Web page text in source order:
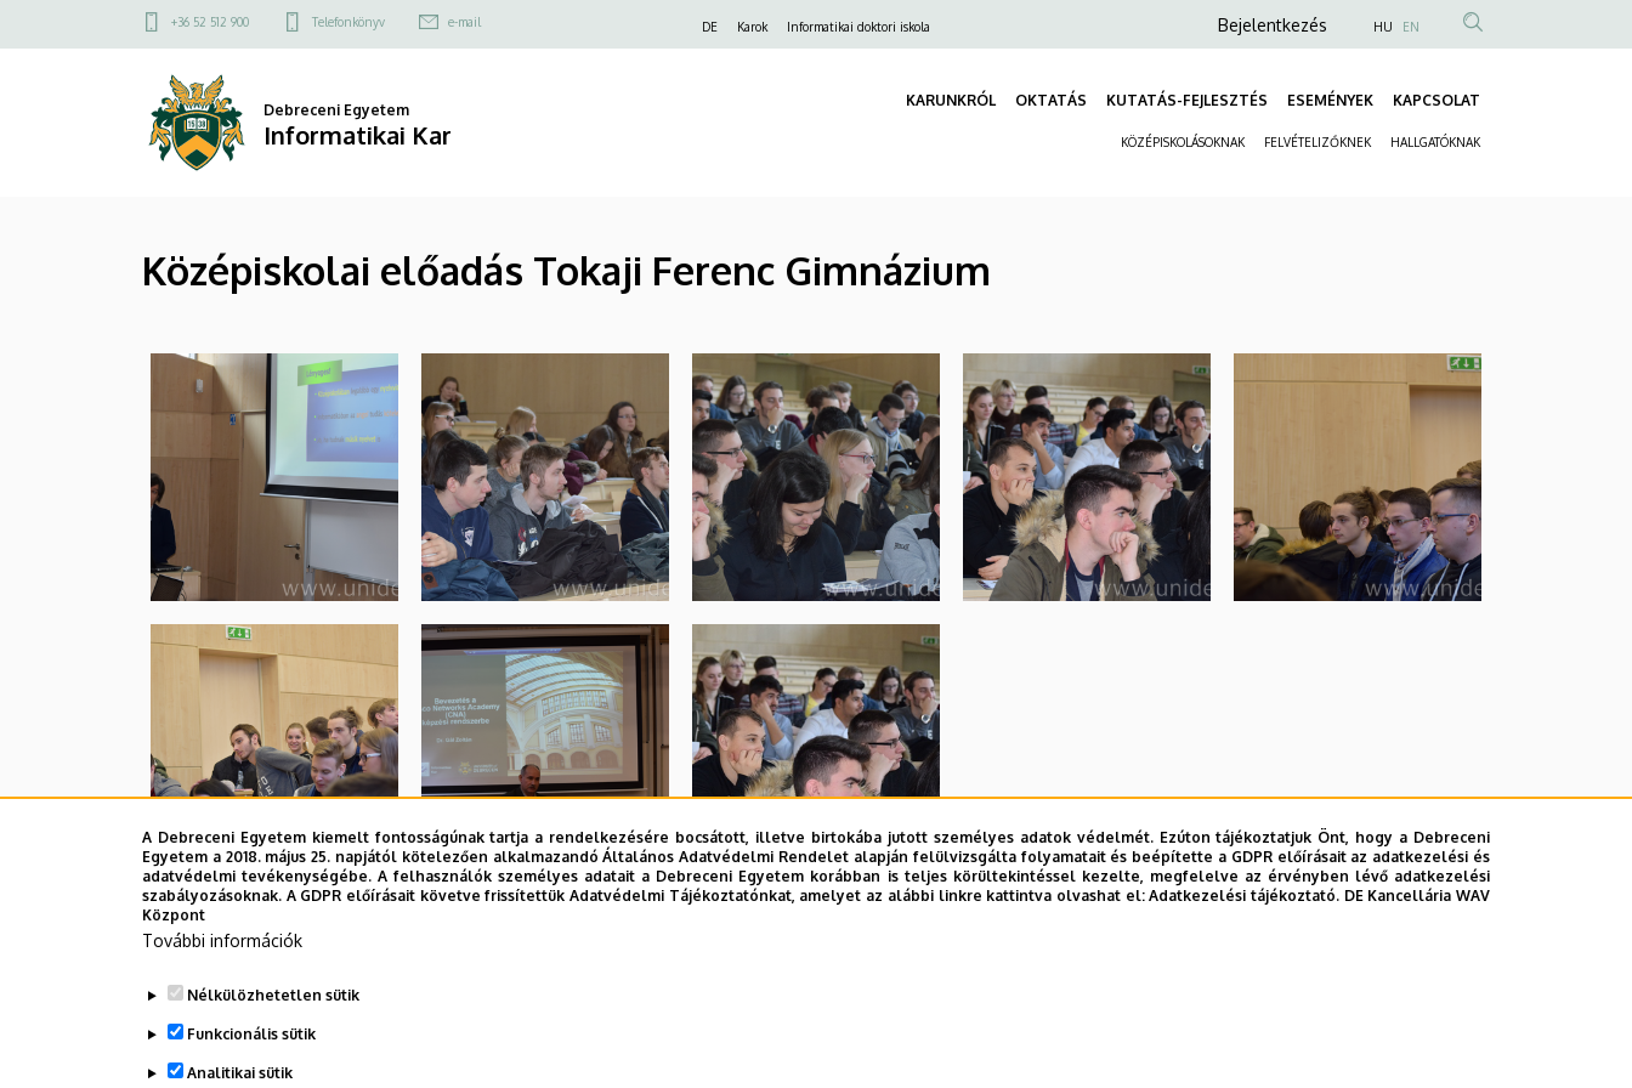
Informatikai
a
Felső
menü
+36 52 512 900 Telefonkönyv e-mail DE Karok Informatikai doktori iskola
Anonim
fiók
menüje
Bejelentkezés HU EN
Debreceni Egyetem
Informatikai Kar
KARUNKRÓL OKTATÁS KUTATÁS-FEJLESZTÉS ESEMÉNYEK KAPCSOLAT
KÖZÉPISKOLÁSOKNAK FELVÉTELIZŐKNEK HALLGATÓKNAK
Középiskolai előadás Tokaji Ferenc Gimnázium
A Debreceni Egyetem kiemelt fontosságúnak tartja a rendelkezésére bocsátott, illetve birtokába jutott személyes adatok védelmét. Ezúton tájékoztatjuk Önt, hogy a Debreceni
Egyetem a 2018. május 25. napjától kötelezően alkalmazandó Általános Adatvédelmi Rendelet alapján felülvizsgálta folyamatait és beépítette a GDPR előírásait az adatkezelési és
adatvédelmi tevékenységébe. A felhasználók személyes adatait a Debreceni Egyetem korábban is teljes körültekintéssel kezelte, megfelelve az érvényben lévő adatkezelési
szabályozásoknak. A GDPR előírásait követve frissítettük Adatvédelmi Tájékoztatónkat, amelyet az alábbi linkre kattintva olvashat el:Adatkezelési tájékoztató. DE Kancellária WAV
Központ
További információk
Nélkülözhetetlen sütik
Funkcionális sütik
Analitikai sütik